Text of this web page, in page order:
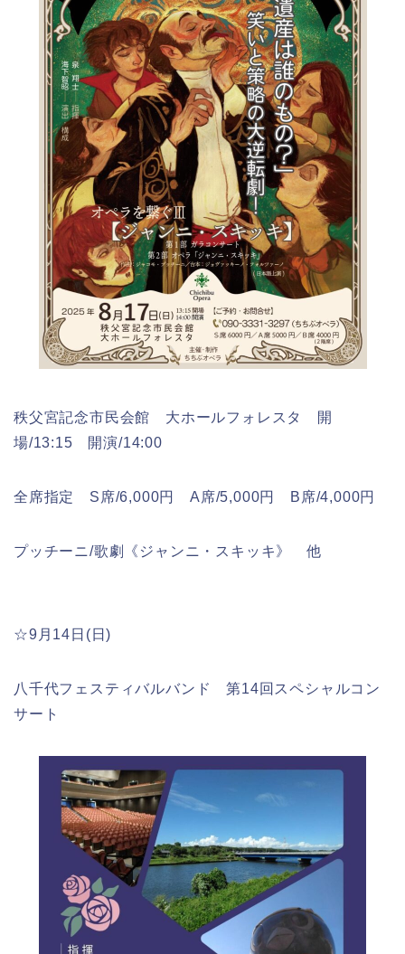
秩父宮記念市民会館 大ホールフォレスタ 開
場/13:15 開演/14:00
全席指定 S席/6,000円 A席/5,000円 B席/4,000円
プッチーニ/歌劇《ジャンニ・スキッキ》 他
☆9月14日(日)
八千代フェスティバルバンド 第14回スペシャルコン
サート